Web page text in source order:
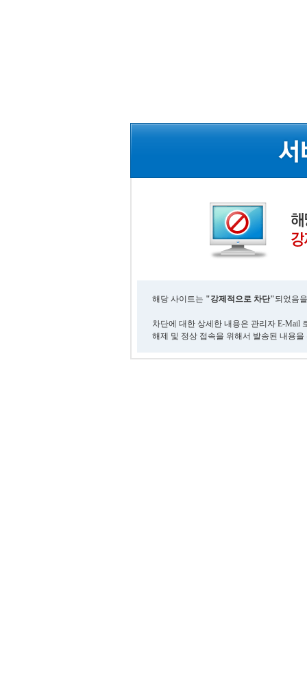
해당 사이트는 "강제적으로 차단"되었음
차단에 대한 상세한 내용은 관리자 E-Mail
해제 및 정상 접속을 위해서 발송된 내용